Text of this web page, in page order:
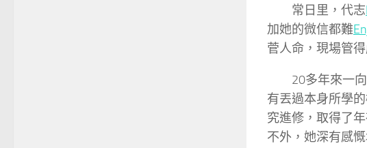
常日里，代志
加她的微信都難
菅人命，現場管
20多年來一
有丟過本身所學
究進修，取得了
不外，她深有感